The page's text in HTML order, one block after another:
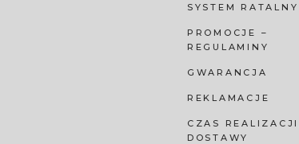
SYSTEM RATALNY
PROMOCJE –
REGULAMINY
GWARANCJA
REKLAMACJE
CZAS REALIZACJI,
DOSTAWY